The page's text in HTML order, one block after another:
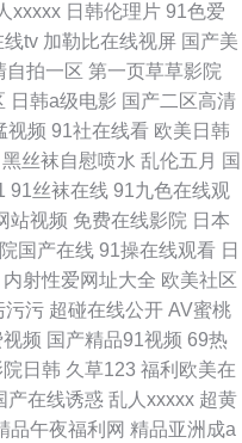
xxxxx 日韩伦理片 91色爱
线tv 加勒比在线视屏 国产美
自拍一区 第一页草草影院
日韩a级电影 国产二区高清
视频 91社在线看 欧美日韩
黑丝袜自慰喷水 乱伦五月 国
91丝袜在线 91九色在线观
站视频 免费在线影院 日本
国产在线 91操在线观看 日
内射性爱网址大全 欧美社区
污污 超碰在线公开 AV蜜桃
频 国产精品91视频 69热
日韩 久草123 福利欧美在
产在线诱惑 乱人xxxxx 超黄
品午夜福利网 精品亚洲成a